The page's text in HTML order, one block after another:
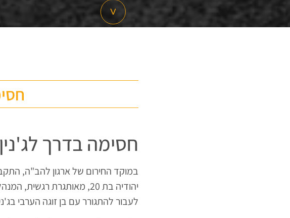
חסימה בדרך לג'נין
במוקד החירום של ארגון להב"ה,
יהודיה בת 20, מאותגרת
לעבור להתגורר עם בן זוגה הערבי